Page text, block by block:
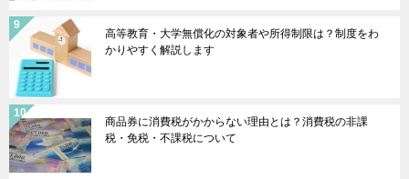
高等教育・大学無償化の対象者や所得制限は？制度をわ
かりやすく解説します
商品券に消費税がかからない理由とは？消費税の非課
税・免税・不課税について